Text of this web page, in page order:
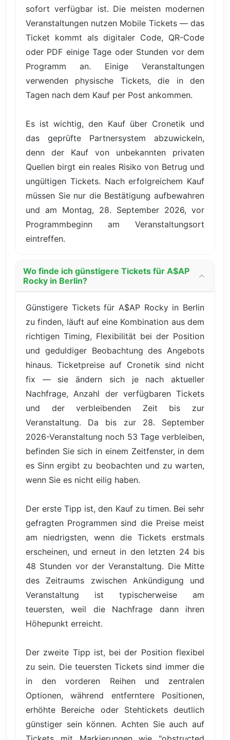
sofort verfügbar ist. Die meisten modernen
Veranstaltungen nutzen Mobile Tickets — das
Ticket kommt als digitaler Code, QR-Code
oder PDF einige Tage oder Stunden vor dem
Programm an. Einige Veranstaltungen
verwenden physische Tickets, die in den
Tagen nach dem Kauf per Post ankommen.
Es ist wichtig, den Kauf über Cronetik und
das geprüfte Partnersystem abzuwickeln,
denn der Kauf von unbekannten privaten
Quellen birgt ein reales Risiko von Betrug und
ungültigen Tickets. Nach erfolgreichem Kauf
müssen Sie nur die Bestätigung aufbewahren
und am Montag, 28. September 2026, vor
Programmbeginn am Veranstaltungsort
eintreffen.
Wo finde ich günstigere Tickets für A$AP
Rocky in Berlin?
Günstigere Tickets für A$AP Rocky in Berlin
zu finden, läuft auf eine Kombination aus dem
richtigen Timing, Flexibilität bei der Position
und geduldiger Beobachtung des Angebots
hinaus. Ticketpreise auf Cronetik sind nicht
fix — sie ändern sich je nach aktueller
Nachfrage, Anzahl der verfügbaren Tickets
und der verbleibenden Zeit bis zur
Veranstaltung. Da bis zur 28. September
2026-Veranstaltung noch 53 Tage verbleiben,
befinden Sie sich in einem Zeitfenster, in dem
es Sinn ergibt zu beobachten und zu warten,
wenn Sie es nicht eilig haben.
Der erste Tipp ist, den Kauf zu timen. Bei sehr
gefragten Programmen sind die Preise meist
am niedrigsten, wenn die Tickets erstmals
erscheinen, und erneut in den letzten 24 bis
48 Stunden vor der Veranstaltung. Die Mitte
des Zeitraums zwischen Ankündigung und
Veranstaltung ist typischerweise am
teuersten, weil die Nachfrage dann ihren
Höhepunkt erreicht.
Der zweite Tipp ist, bei der Position flexibel
zu sein. Die teuersten Tickets sind immer die
in den vorderen Reihen und zentralen
Optionen, während entferntere Positionen,
erhöhte Bereiche oder Stehtickets deutlich
günstiger sein können. Achten Sie auch auf